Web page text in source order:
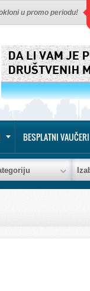
u promo periodu!
BESPLATNI VAUČERI